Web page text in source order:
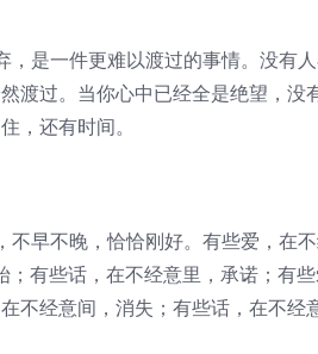
是一件更难以渡过的事情。没有
渡过。当你心中已经全是绝望，没
住，还有时间。
不晚，恰恰刚好。有些爱，在不
有些话，在不经意里，承诺；有
不经意间，消失；有些话，在不经